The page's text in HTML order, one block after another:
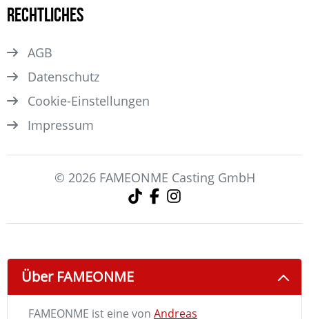
Rechtliches
AGB
Datenschutz
Cookie-Einstellungen
Impressum
© 2026 FAMEONME Casting GmbH
Über FAMEONME
FAMEONME ist eine von Andreas